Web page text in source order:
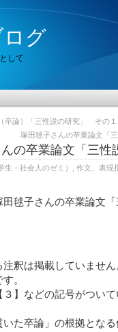
ログ
して
卒論）「三性説の研究」 その１
塚田毬子さんの卒業論文「
の卒業論文「三性
生・社会人のゼミ） 作文、表現
毬子さんの卒業論文
釈は掲載していませ
。
】などの記号がつい
た卒論」の根拠とな